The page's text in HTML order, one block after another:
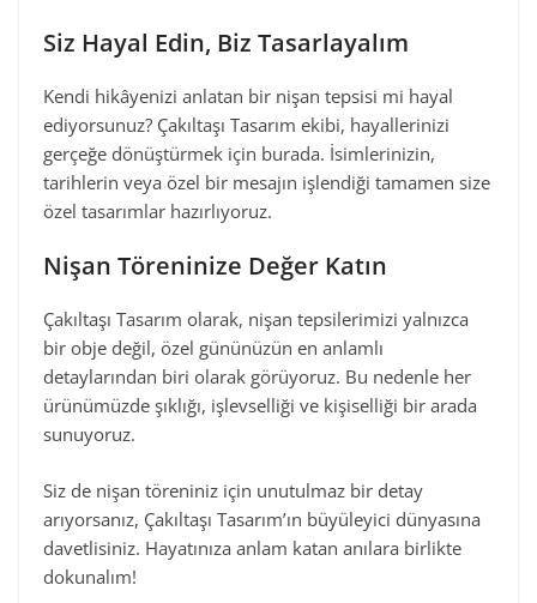
Siz Hayal Edin, Biz Tasarlayalım
Kendi hikâyenizi anlatan bir nişan tepsisi mi hayal
ediyorsunuz? Çakıltaşı Tasarım ekibi, hayallerinizi
gerçeğe dönüştürmek için burada. İsimlerinizin,
tarihlerin veya özel bir mesajın işlendiği tamamen size
özel tasarımlar hazırlıyoruz.
Nişan Töreninize Değer Katın
Çakıltaşı Tasarım olarak, nişan tepsilerimizi yalnızca
bir obje değil, özel gününüzün en anlamlı
detaylarından biri olarak görüyoruz. Bu nedenle her
ürünümüzde şıklığı, işlevselliği ve kişiselliği bir arada
sunuyoruz.
Siz de nişan töreniniz için unutulmaz bir detay
arıyorsanız, Çakıltaşı Tasarım’ın büyüleyici dünyasına
davetlisiniz. Hayatınıza anlam katan anılara birlikte
dokunalım!